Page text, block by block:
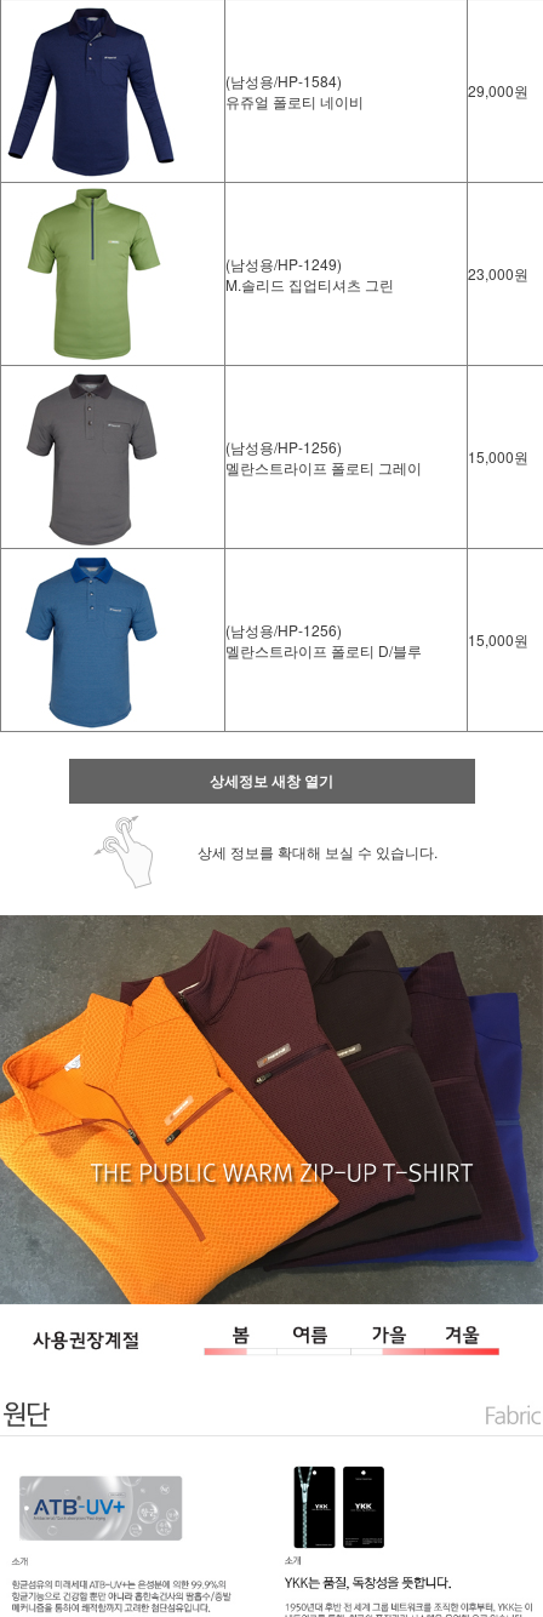
(남성용/HP-1584)
유쥬얼 폴로티 네이비
29,000원
(남성용/HP-1249)
M.솔리드 집업티셔츠 그린
23,000원
(남성용/HP-1256)
멜란스트라이프 폴로티 그레이
15,000원
(남성용/HP-1256)
멜란스트라이프 폴로티 D/블루
15,000원
상세정보 새창 열기
상세 정보를 확대해 보실 수 있습니다.